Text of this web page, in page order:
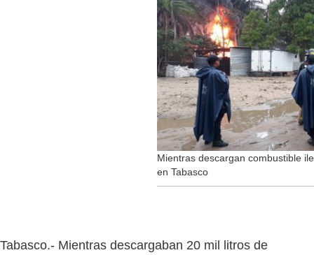
Mientras descargan combustible
en Tabasco
Tabasco.- Mientras descargaban 20 mil litros de